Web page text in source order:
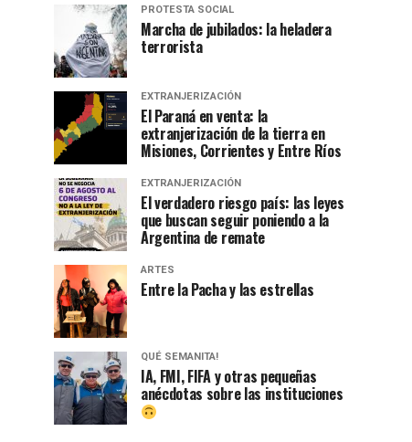
PROTESTA SOCIAL
Marcha de jubilados: la heladera
terrorista
EXTRANJERIZACIÓN
El Paraná en venta: la
extranjerización de la tierra en
Misiones, Corrientes y Entre Ríos
EXTRANJERIZACIÓN
El verdadero riesgo país: las leyes
que buscan seguir poniendo a la
Argentina de remate
ARTES
Entre la Pacha y las estrellas
QUÉ SEMANITA!
IA, FMI, FIFA y otras pequeñas
anécdotas sobre las instituciones